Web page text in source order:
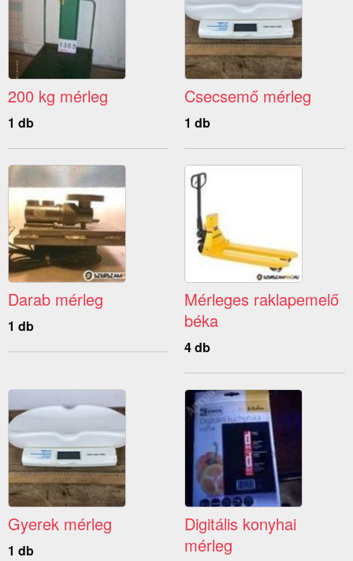
200 kg mérleg
1 db
Csecsemő mérleg
1 db
Darab mérleg
1 db
Mérleges raklapemelő
béka
4 db
Gyerek mérleg
1 db
Digitális konyhai
mérleg